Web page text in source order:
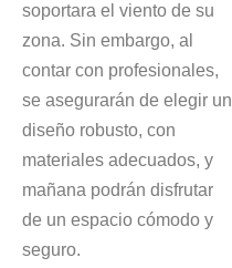
soportara el viento de su
zona. Sin embargo, al
contar con profesionales,
se asegurarán de elegir un
diseño robusto, con
materiales adecuados, y
mañana podrán disfrutar
de un espacio cómodo y
seguro.